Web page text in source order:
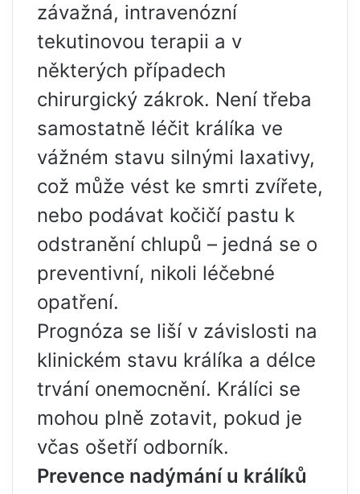
závažná, intravenózní
tekutinovou terapii a v
některých případech
chirurgický zákrok. Není třeba
samostatně léčit králíka ve
vážném stavu silnými laxativy,
což může vést ke smrti zvířete,
nebo podávat kočičí pastu k
odstranění chlupů – jedná se o
preventivní, nikoli léčebné
opatření.
Prognóza se liší v závislosti na
klinickém stavu králíka a délce
trvání onemocnění. Králíci se
mohou plně zotavit, pokud je
včas ošetří odborník.
Prevence nadýmání u králíků